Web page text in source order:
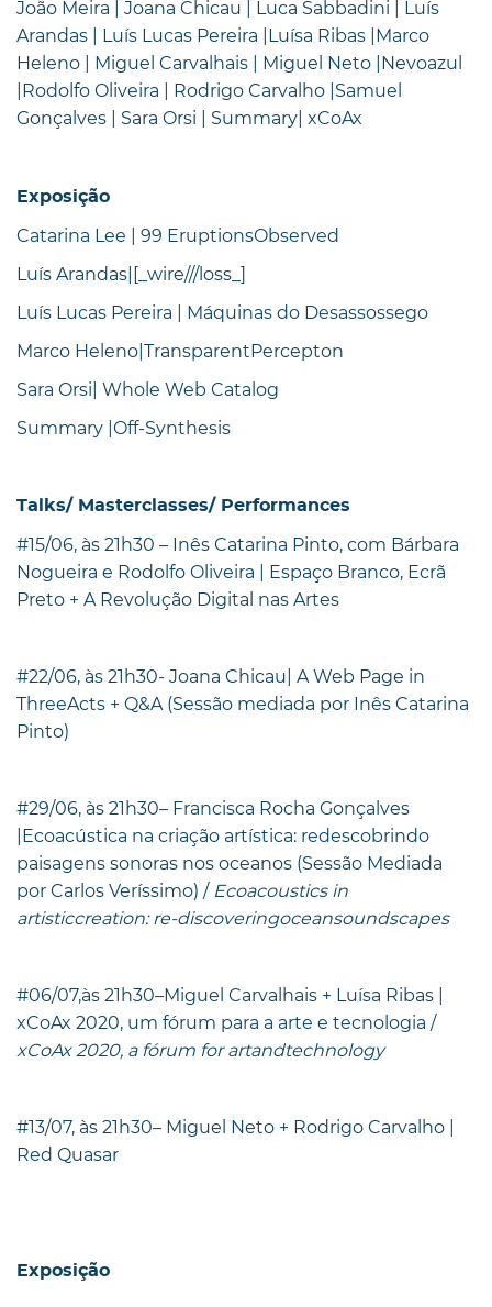
João Meira | Joana Chicau | Luca Sabbadini | Luís
Arandas | Luís Lucas Pereira |Luísa Ribas |Marco
Heleno | Miguel Carvalhais | Miguel Neto |Nevoazul
|Rodolfo Oliveira | Rodrigo Carvalho |Samuel
Gonçalves | Sara Orsi | Summary| xCoAx
Exposição
Catarina Lee | 99 EruptionsObserved
Luís Arandas|[_wire///loss_]
Luís Lucas Pereira | Máquinas do Desassossego
Marco Heleno|TransparentPercepton
Sara Orsi| Whole Web Catalog
Summary |Off-Synthesis
Talks/ Masterclasses/ Performances
#15/06, às 21h30 – Inês Catarina Pinto, com Bárbara
Nogueira e Rodolfo Oliveira | Espaço Branco, Ecrã
Preto + A Revolução Digital nas Artes
#22/06, às 21h30- Joana Chicau| A Web Page in
ThreeActs + Q&A (Sessão mediada por Inês Catarina
Pinto)
#29/06, às 21h30– Francisca Rocha Gonçalves
|Ecoacústica na criação artística: redescobrindo
paisagens sonoras nos oceanos (Sessão Mediada
por Carlos Veríssimo) / Ecoacoustics in
artisticcreation: re-discoveringoceansoundscapes
#06/07,às 21h30–Miguel Carvalhais + Luísa Ribas |
xCoAx 2020, um fórum para a arte e tecnologia /
xCoAx 2020, a fórum for artandtechnology
#13/07, às 21h30– Miguel Neto + Rodrigo Carvalho |
Red Quasar
Exposição